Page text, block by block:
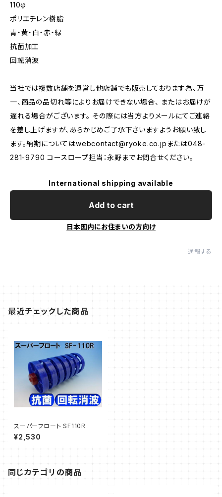
110φ
ポリエチレン樹脂
青・黄・白・赤・緑
抗菌加工
回転消波
当社では複数店舗を運営し他店舗でも販売しております為、万
一、商品の品切れ等によりお届けできない場合、 またはお届けが
遅れる場合がございます。 その際には当方よりメールにてご連絡
を差し上げますが、あらかじめご了承下さいますようお願い致し
ます。納期についてはwebcontact@ryoke.co.jp または048-
281-9790 コースロープ担当：永野までお問合せください。
International shipping available
Add to cart
日本国内にお住まいの方向け
通報する
最近チェックした商品
スーパーフロート SF110R
¥2,530
同じカテゴリの商品